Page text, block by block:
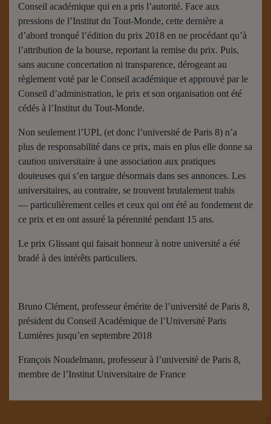
Conseil académique qui en a pris l’autorité. Face aux
pressions de l’Institut du Tout-Monde, cette dernière a
d’abord tronqué l’édition du prix 2018 en ne procédant qu’à
l’attribution de la bourse, reportant la remise du prix. Puis,
sans aucune concertation ni transparence, dérogeant au
règlement voté par le Conseil académique et approuvé par le
Conseil d’administration, le prix et son organisation ont été
cédés à l’Institut du Tout-Monde.
Non seulement l’UPL (et donc l’université de Paris 8) n’a
plus de responsabilité dans ce prix, mais en plus elle donne sa
caution universitaire à une association aux pratiques
douteuses qui s’en targue désormais dans ses annonces. Les
universitaires, au contraire, se trouvent brutalement trahis
— particulièrement celles et ceux qui ont été au fondement de
ce prix et en ont assuré la pérennité pendant 15 ans.
Le prix Glissant qui faisait honneur à notre université a été
bradé à des intérêts particuliers.
Bruno Clément, professeur émérite de l’université de Paris 8,
président du Conseil Académique de l’Université Paris
Lumières jusqu’en septembre 2018
François Noudelmann, professeur à l’université de Paris 8,
membre de l’Institut Universitaire de France